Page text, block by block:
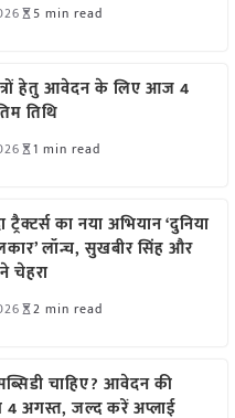
5 min read
हेतु आवेदन के लिए आज 4
तिथि
1 min read
ट्रैक्टर्स का नया अभियान ‘दुनिया
लॉन्च, सुखबीर सिंह और
चेहरा
2 min read
चाहिए? आवेदन की
4 अगस्त, जल्द करें अप्लाई